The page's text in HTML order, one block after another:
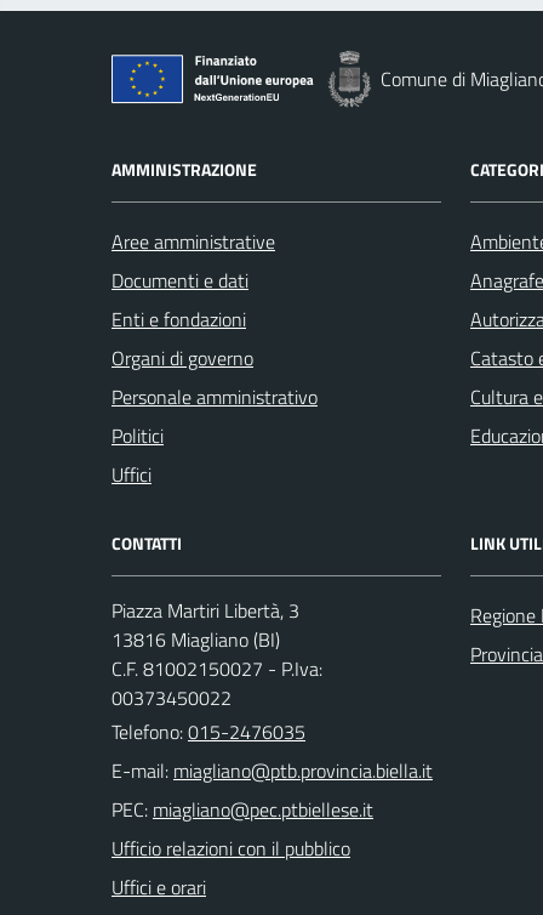
Comune di
AMMINISTRAZIONE
Aree amministrative
Documenti e dati
Enti e fondazioni
Organi di governo
Personale amministrativo
Politici
Uffici
Catasto
Cultura
CONTATTI
Piazza Martiri Libertà, 3
13816 Miagliano (BI)
C.F. 81002150027 - P.Iva:
00373450022
Telefono:015-2476035
E-mail:
PEC:
Ufficio relazioni con il pubblico
Uffici e orari
LINK